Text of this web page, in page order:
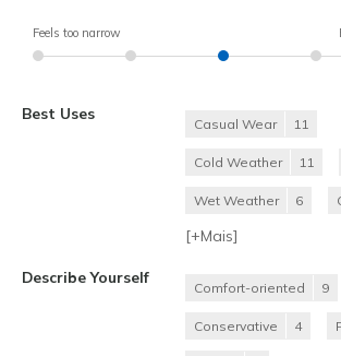
Feels too narrow
Best Uses
Casual Wear 11
Cold Weather 11
Wet Weather 6
[+Mais]
Describe Yourself
Comfort-oriented 9
Conservative 4